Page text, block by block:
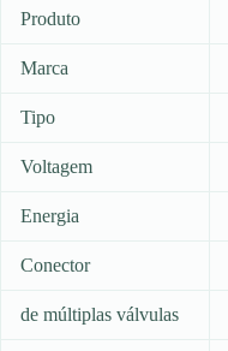
Produto
Marca
Tipo
Voltagem
Energia
Conector
de múltiplas válvulas